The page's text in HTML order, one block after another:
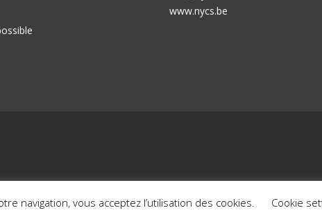
www.nycs.be
navigation, vous acceptez l’utilisation des cookies. Cookie